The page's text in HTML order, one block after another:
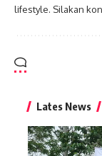
lifestyle. Silakan
Lates News